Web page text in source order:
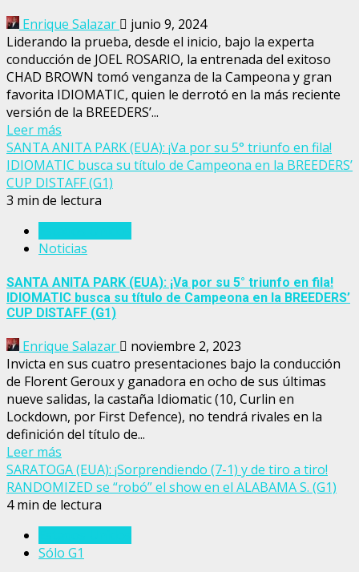
Enrique Salazar
junio 9, 2024
Liderando la prueba, desde el inicio, bajo la experta
conducción de JOEL ROSARIO, la entrenada del exitoso
CHAD BROWN tomó venganza de la Campeona y gran
favorita IDIOMATIC, quien le derrotó en la más reciente
versión de la BREEDERS’...
Leer más
SANTA ANITA PARK (EUA): ¡Va por su 5° triunfo en fila!
IDIOMATIC busca su título de Campeona en la BREEDERS’
CUP DISTAFF (G1)
3 min de lectura
Noticias
SANTA ANITA PARK (EUA): ¡Va por su 5° triunfo en fila!
IDIOMATIC busca su título de Campeona en la BREEDERS’
CUP DISTAFF (G1)
Enrique Salazar
noviembre 2, 2023
Invicta en sus cuatro presentaciones bajo la conducción
de Florent Geroux y ganadora en ocho de sus últimas
nueve salidas, la castaña Idiomatic (10, Curlin en
Lockdown, por First Defence), no tendrá rivales en la
definición del título de...
Leer más
SARATOGA (EUA): ¡Sorprendiendo (7-1) y de tiro a tiro!
RANDOMIZED se “robó” el show en el ALABAMA S. (G1)
4 min de lectura
Sólo G1